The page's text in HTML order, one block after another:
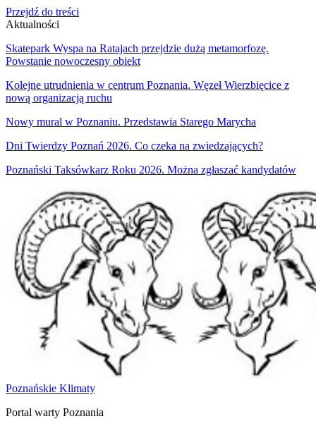
Przejdź do treści
Aktualności
Skatepark Wyspa na Ratajach przejdzie dużą metamorfozę.
Powstanie nowoczesny obiekt
Kolejne utrudnienia w centrum Poznania. Węzeł Wierzbięcice z
nową organizacją ruchu
Nowy mural w Poznaniu. Przedstawia Starego Marycha
Dni Twierdzy Poznań 2026. Co czeka na zwiedzających?
Poznański Taksówkarz Roku 2026. Można zgłaszać kandydatów
Poznańskie Klimaty
Portal warty Poznania